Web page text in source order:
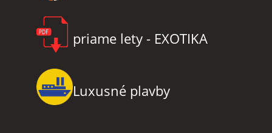
priame lety - EXOTIKA
Luxusné plavby